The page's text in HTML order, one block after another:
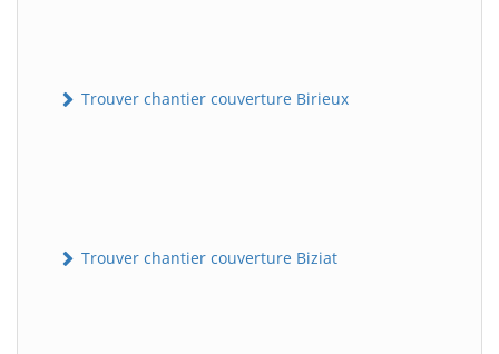
Trouver chantier couverture Birieux
Trouver chantier couverture Biziat